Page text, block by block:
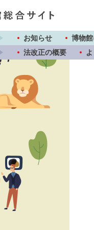
お知らせ
博物
法改正の概要